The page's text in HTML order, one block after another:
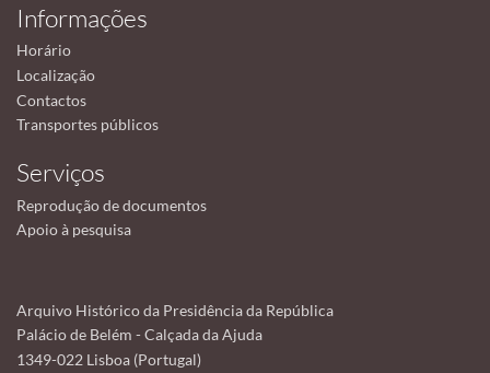
Informações
Horário
Localização
Contactos
Transportes públicos
Serviços
Reprodução de documentos
Apoio à pesquisa
Arquivo Histórico da Presidência da República
Palácio de Belém - Calçada da Ajuda
1349-022 Lisboa (Portugal)